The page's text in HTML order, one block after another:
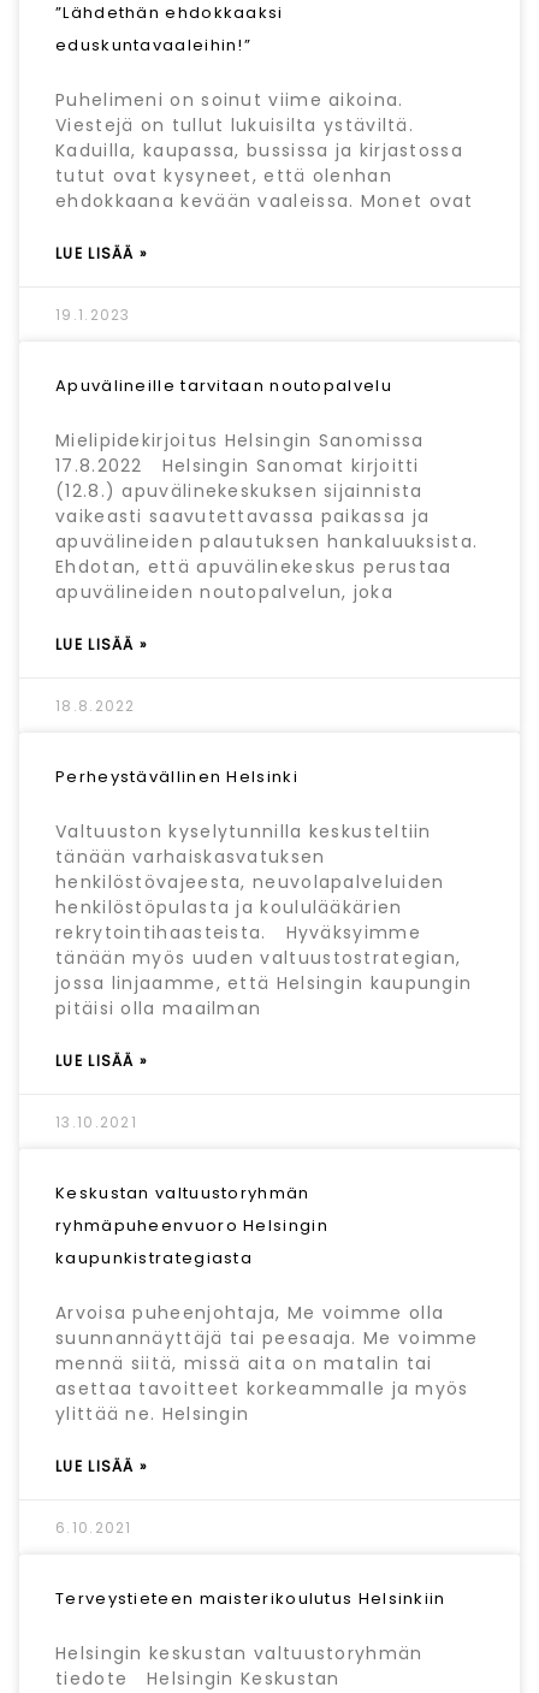
”Lähdethän ehdokkaaksi
eduskuntavaaleihin!”
Puhelimeni on soinut viime aikoina.
Viestejä on tullut lukuisilta ystäviltä.
Kaduilla, kaupassa, bussissa ja kirjastossa
tutut ovat kysyneet, että olenhan
ehdokkaana kevään vaaleissa. Monet ovat
LUE LISÄÄ »
19.1.2023
Apuvälineille tarvitaan noutopalvelu
Mielipidekirjoitus Helsingin Sanomissa
17.8.2022 Helsingin Sanomat kirjoitti
(12.8.) apuvälinekeskuksen sijainnista
vaikeasti saavutettavassa paikassa ja
apuvälineiden palautuksen hankaluuksista.
Ehdotan, että apuvälinekeskus perustaa
apuvälineiden noutopalvelun, joka
LUE LISÄÄ »
18.8.2022
Perheystävällinen Helsinki
Valtuuston kyselytunnilla keskusteltiin
tänään varhaiskasvatuksen
henkilöstövajeesta, neuvolapalveluiden
henkilöstöpulasta ja koululääkärien
rekrytointihaasteista. Hyväksyimme
tänään myös uuden valtuustostrategian,
jossa linjaamme, että Helsingin kaupungin
pitäisi olla maailman
LUE LISÄÄ »
13.10.2021
Keskustan valtuustoryhmän
ryhmäpuheenvuoro Helsingin
kaupunkistrategiasta
Arvoisa puheenjohtaja, Me voimme olla
suunnannäyttäjä tai peesaaja. Me voimme
mennä siitä, missä aita on matalin tai
asettaa tavoitteet korkeammalle ja myös
ylittää ne. Helsingin
LUE LISÄÄ »
6.10.2021
Terveystieteen maisterikoulutus Helsinkiin
Helsingin keskustan valtuustoryhmän
tiedote Helsingin Keskustan